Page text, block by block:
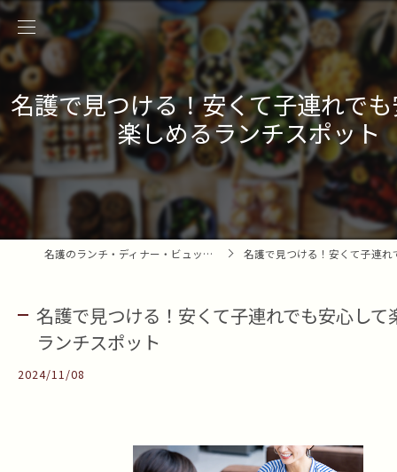
名護で見つける！安くて子連れで
楽しめるランチスポット
名護のランチ・ディナー・ビュッフェ情報メディア 名護で見つける！安くて子連れでも安心して
名護で見つける！安くて子連れでも安心して
ランチスポット
2024/11/08